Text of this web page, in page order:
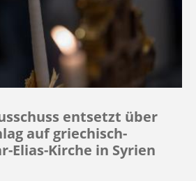
entsetzt über
auf griechisch-
Elias-Kirche in Syrien